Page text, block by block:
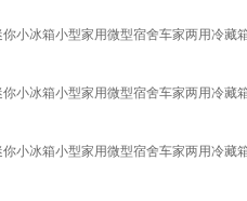
小冰箱小型家用微型宿舍车家两用冷藏
小冰箱小型家用微型宿舍车家两用冷藏
小冰箱小型家用微型宿舍车家两用冷藏